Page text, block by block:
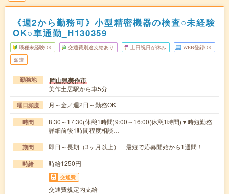
《週2から勤務可》小型精密機器の検査○未経験
OK○車通勤_H130359
職種未経験OK 交通費別途支給あり 土日祝日が休み WEB登録OK
派遣
勤務地 岡山県美作市
美作土居駅から車5分
曜日頻度 月～金／週2日～勤務OK
時間
8:30～17:30(休憩1時間)9:00～16:00(休憩1時間)▼時短勤務
詳細前後1時間程度相談…
期間 即日～長期（3ヶ月以上） 最短で応募開始から1週間！
時給 時給1250円
交通費
交通費規定内支給